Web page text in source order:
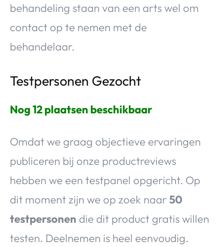
behandeling staan van een arts wel om
contact op te nemen met de
behandelaar.
Testpersonen Gezocht
Nog 12 plaatsen beschikbaar
Omdat we graag objectieve ervaringen
publiceren bij onze productreviews
hebben we een testpanel opgericht. Op
dit moment zijn we op zoek naar50
testpersonen die dit product gratis willen
testen. Deelnemen is heel eenvoudig.